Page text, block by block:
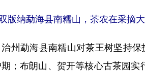
版纳勐海县南糯山，茶农在采摘
勐海县南糯山对茶王树坚持保
；布朗山、贺开等核心古茶园